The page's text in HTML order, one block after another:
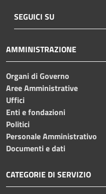
SEGUICI SU
AMMINISTRAZIONE
Organi di Governo
Aree Amministrative
Uffici
Enti e fondazioni
Politici
Personale Amministrativo
Documenti e dati
CATEGORIE DI SERVIZIO